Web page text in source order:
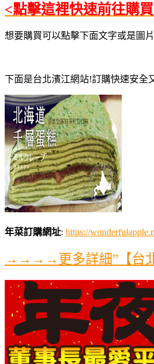
<點擊這裡快速前往購
想要購買可以點擊下面文字或是圖
下面是台北濱江網站!訂購快速安全
年菜訂購網址: https://
→→→→更多詳細”【台北